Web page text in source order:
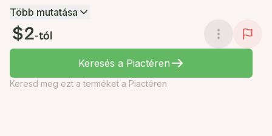
Több mutatása
$2-tól
Keresés a Piactéren
Keresd meg ezt a terméket a Piactéren